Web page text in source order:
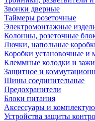
Звонки дверные
Таймеры розеточные
Электромонтажные
Колонны, розеточные
Лючки, напольные
Коробки установочные и
Клеммные колодки и
Защитное и
Шины соединительные
Предохранители
Блоки питания
Аксессуары и
Устройства защиты